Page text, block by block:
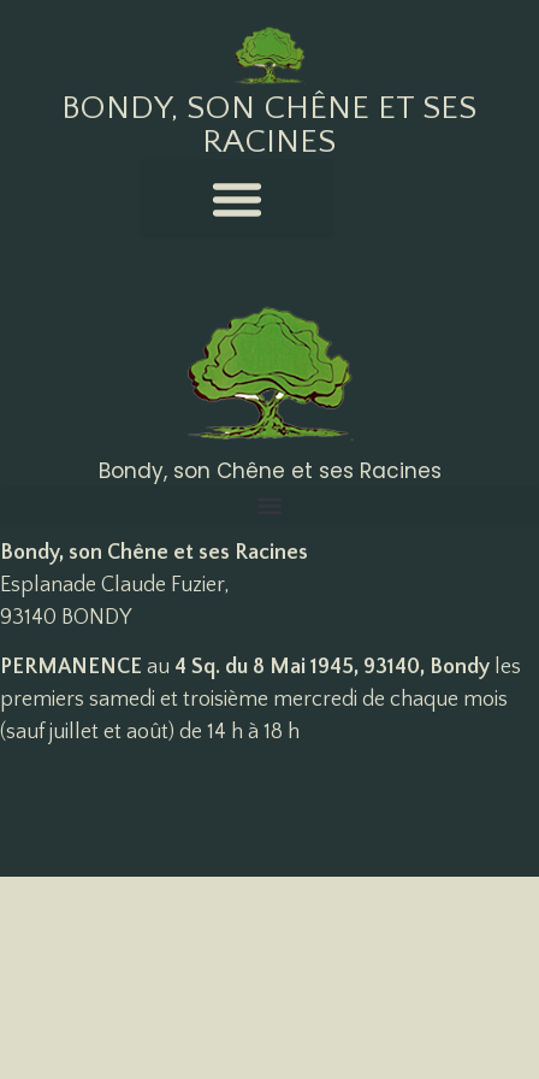
BONDY, SON CHÊNE ET SES
RACINES
Bondy, son Chêne et ses Racines
Bondy, son Chêne et ses Racines
Esplanade Claude Fuzier,
93140 BONDY
PERMANENCE au 4 Sq. du 8 Mai 1945, 93140, Bondy les
premiers samedi et troisième mercredi de chaque mois
(sauf juillet et août) de 14 h à 18 h